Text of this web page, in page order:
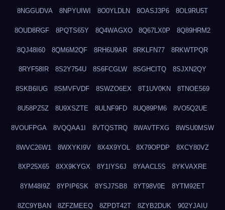
8NGGUDVA 8NPYUIWI 8O0YLDLN 8OASJ3P6 8OL9RU5T
8OUD8RGF 8PQTS65Y 8Q4WAGXO 8Q67LX0P 8Q89HRM2
8QJ48I60 8QM6M2QF 8RH6U9AR 8RKLFN77 8RKWTPQR
8RYF58IR 8S2Y754U 8S6FCGLW 8SGHCITQ 8SJXN2QY
8SKB6IUG 8SMVFVDF 8SWZO6EX 8T1UV0KN 8TNOE569
8U58PZ5Z 8U9XSZTE 8ULNF9FD 8UQ89PM6 8VO5Q2UE
8VOUFPGA 8VQQAA1I 8VTQSTRQ 8WAVTFXG 8WSU0MSW
8WVC26W1 8WXYKI9V 8X4X9YOL 8X79OPDP 8XCY80VZ
8XP25X65 8XX9KYGX 8Y1IYS6J 8YAACL5S 8YKVAXRE
8YM48I9Z 8YPIP6SK 8YSJ7SB8 8YT98V0E 8YTM92ET
8ZC9YBAN 8ZFZMEEQ 8ZPDT42T 8ZYB2DUK 902YJAIU